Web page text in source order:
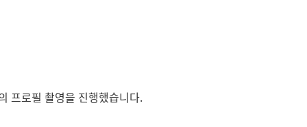
프로필 촬영을 진행했습니다.